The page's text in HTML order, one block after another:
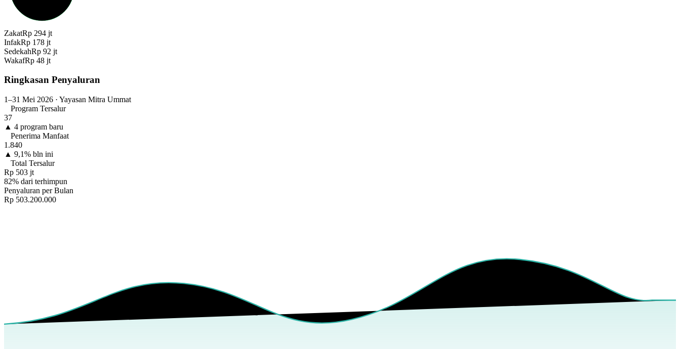
ZakatRp 294 jt
InfakRp 178 jt
SedekahRp 92 jt
WakafRp 48 jt
Ringkasan Penyaluran
1–31 Mei 2026 · Yayasan Mitra Ummat
Program Tersalur
37
▲ 4 program baru
Penerima Manfaat
1.840
▲ 9,1% bln ini
Total Tersalur
Rp 503 jt
82% dari terhimpun
Penyaluran per Bulan
Rp 503.200.000